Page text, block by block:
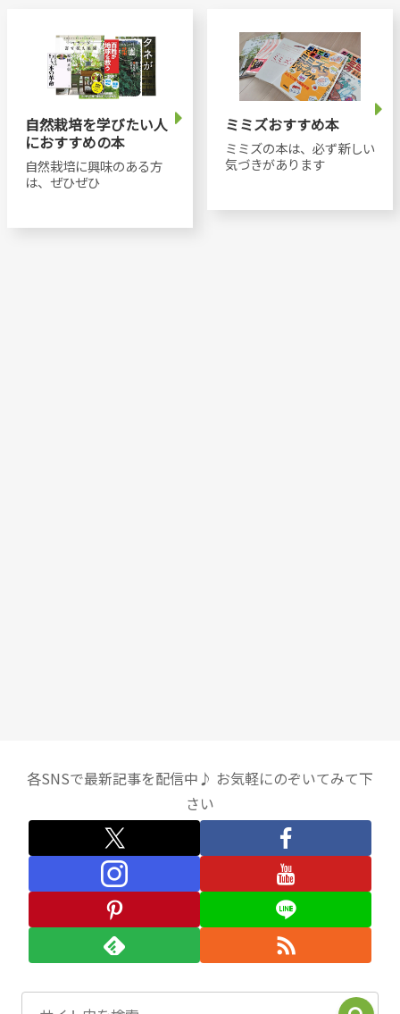
自然栽培を学びたい人
におすすめの本
自然栽培に興味のある方
は、ぜひぜひ
ミミズおすすめ本
ミミズの本は、必ず新しい
気づきがあります
各SNSで最新記事を配信中♪ お気軽にのぞいてみて下
さい